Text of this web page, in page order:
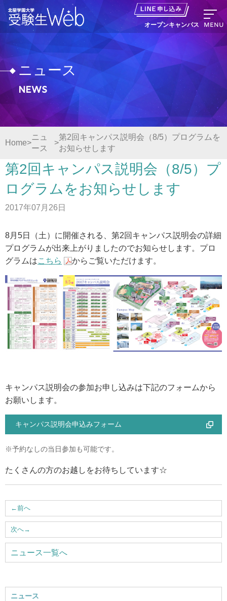
オープンキャンパス MENU
資料請求
出願の流れ
オープンキャンパス LINE申し込み
ニュース
デジタルパンフレット
アクセス
サイトマップ
入試情報
キャンパスライフ
就職・キャリア
〒004-8631 北海道札幌市厚別区大谷地西2-3-1
ニュース
News
Home
ニュ
ース
第2回キャンパス説明会（8/5）プログラムを
お知らせします
第2回キャンパス説明会（8/5）プ
ログラムをお知らせします
2017年07月26日
8月5日（土）に開催される、第2回キャンパス説明会の詳細
プログラムが出来上がりましたのでお知らせします。プロ
グラムはこちら からご覧いただけます。
キャンパス説明会の参加お申し込みは下記のフォームから
お願いします。
キャンパス説明会申込みフォーム
※予約なしの当日参加も可能です。
たくさんの方のお越しをお待ちしています☆
←前へ
次へ→
ニュース一覧へ
ニュース